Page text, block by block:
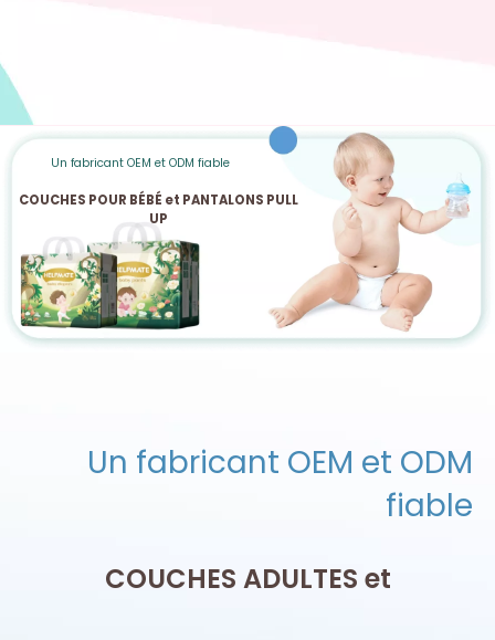
Un fabricant OEM et ODM fiable
COUCHES POUR BÉBÉ et PANTALONS PULL
UP
Un fabricant OEM et ODM
fiable
COUCHES ADULTES et